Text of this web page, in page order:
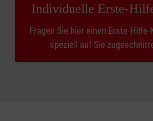
Individuelle Erste-
Fragen Sie hier einen Erste-Hilfe-
speziell auf Sie